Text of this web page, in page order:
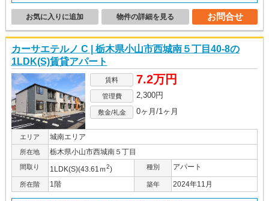
お問合せ
物件の詳細を見る
お気に入りに追加
カーサエテルノ C | 栃木県小山市西城南５丁目40-8の
1LDK(S)賃貸アパート
賃料 7.2万円
管理費 2,300円
敷金/礼金 0ヶ月/1ヶ月
エリア 城南エリア
所在地 栃木県小山市西城南５丁目
間取り 1LDK(S)(43.61ｍ2) 種別 アパート
所在階 1階 築年 2024年11月